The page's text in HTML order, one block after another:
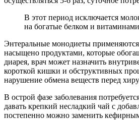
В этот период исключается
на богатые белком и
Энтеральные монодиеты
насыщено продуктами, которые
диарея, врач может назначить
короткой кишки и обструктивных
нарушение обмена веществ перед
В острой фазе заболевания
давать крепкий несладкий чай с
постепенно можно заменить